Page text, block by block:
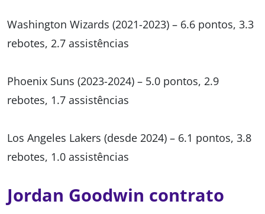
Washington Wizards (2021-2023) – 6.6 pontos, 3.3
rebotes, 2.7 assistências
Phoenix Suns (2023-2024) – 5.0 pontos, 2.9
rebotes, 1.7 assistências
Los Angeles Lakers (desde 2024) – 6.1 pontos, 3.8
rebotes, 1.0 assistências
Jordan Goodwin contrato